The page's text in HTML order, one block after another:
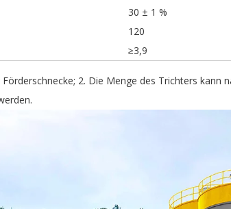
30 ± 1 %
120
≥3,9
2. Die Menge des Trichters kann